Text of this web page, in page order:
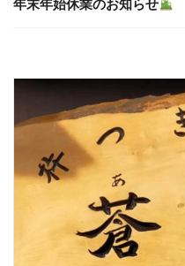
年末年始休業のお知らせ